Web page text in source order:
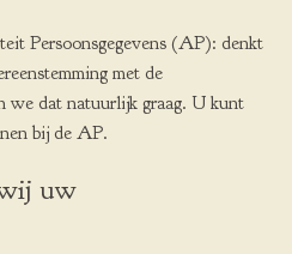
Persoonsgegevens (AP): denkt
met de
we dat natuurlijk graag. U kunt
bij de AP.
uw